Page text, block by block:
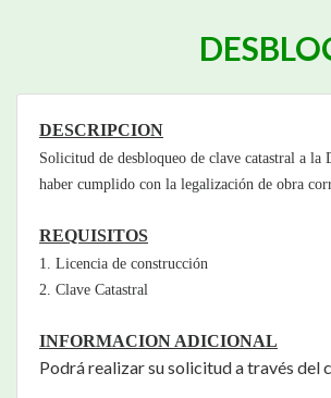
DESCRIPCION
Solicitud de desbloqueo de clave catastral a
haber cumplido con la legalización de obra
REQUISITOS
1. Licencia de construcción
2. Clave Catastral
INFORMACION ADICIONAL
Podrá realizar su solicitud a través del